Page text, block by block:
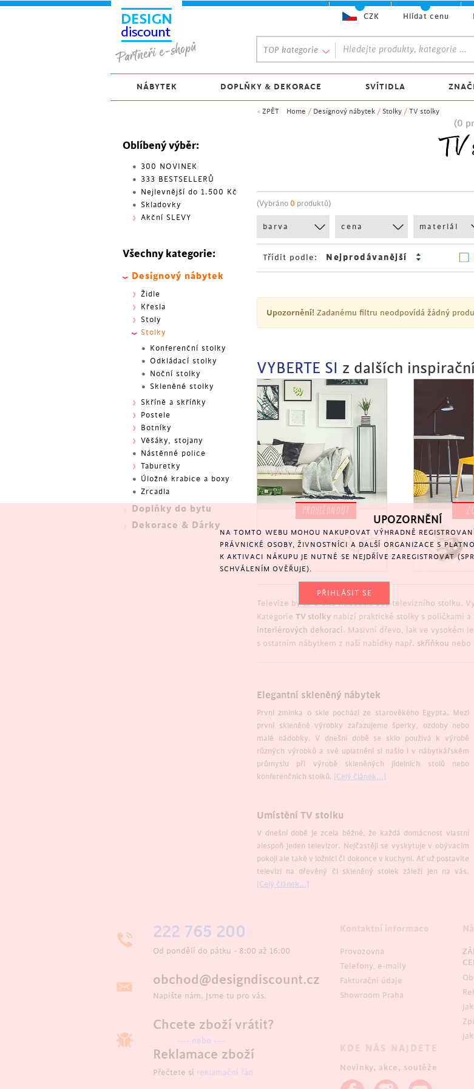
< ZPĚT Home / Designový nábytek / Stolky / TV stolky
(0
TV
(Vybráno 0 produktů)
barva cena materiál
Třídit podle:
Upozornění! Zadanému filtru neodpovídá žádný
VYBERTE SI z dalších
PROHLÉDNOUT
Televize by se určitě neobešla bez televizního stolku.
Kategorie TV stolky nabízí praktické stolky s poličkami a
interiérových dekorací. Masivní dřevo, lak ve vysokém
s ostatním nábytkem z naší nabídky např. skříňkou nebo
Elegantní skleněný nábytek
První zmínka o skle pochází ze starověkého Egypta. Mezi
první skleněné výrobky zařazujeme šperky, ozdoby nebo
malé nádobky. V dnešní době se sklo používá k výrobě
různých výrobků a své uplatnění si našlo i v nábytkářském
průmyslu při výrobě skleněných jídelních stolů nebo
konferenčních stolků. [Celý článek...]
Umístění TV stolku
V dnešní době je zcela běžné, že každá domácnost vlastní
alespoň jeden televizor. Nejčastěji se vyskytuje v obývacím
pokoji ale také v ložnici či dokonce v kuchyni. Ať už postavíte
televizi na dřevěný či skleněný stolek záleží jen na vás.
[Celý článek...]
Oblíbený výběr:
300 NOVINEK
333 BESTSELLERŮ
Nejlevnější do 1.500 Kč
Skladovky
Akční SLEVY
Všechny kategorie:
Designový nábytek
Židle
Křesla
Stoly
Stolky
Konferenční stolky
Odkládací stolky
Noční stolky
Skleněné stolky
Skříně a skříňky
Postele
Botníky
Věšáky, stojany
Nástěnné police
Taburetky
Úložné krabice a boxy
Zrcadla
Doplňky do bytu
Dekorace & Dárky
TOP kategorie
NÁBYTEK DOPLŇKY & DEKORACE SVÍTIDLA
CZK Hlídat cenu
222 765 200
Od pondělí do pátku - 8:00 až 16:00
obchod@designdiscount.cz
Napište nám. Jsme tu pro vás.
Chcete zboží vrátit?
---- nebo ----
Reklamace zboží
Přečtete si reklamační řád
Provozovna
Telefony, e-maily
Fakturační údaje
Showroom Praha
Novinky, akce, soutěže
UPOZORNĚNÍ
NA TOMTO WEBU MOHOU NAKUPOVAT VÝHRADNĚ
PRÁVNICKÉ OSOBY, ŽIVNOSTNÍCI A DALŠÍ ORGANIZACE S
K AKTIVACI NÁKUPU JE NUTNÉ SE NEJDŘÍVE ZAREGISTROVAT
SCHVÁLENÍM OVĚŘUJE).
PŘIHLÁSIT SE